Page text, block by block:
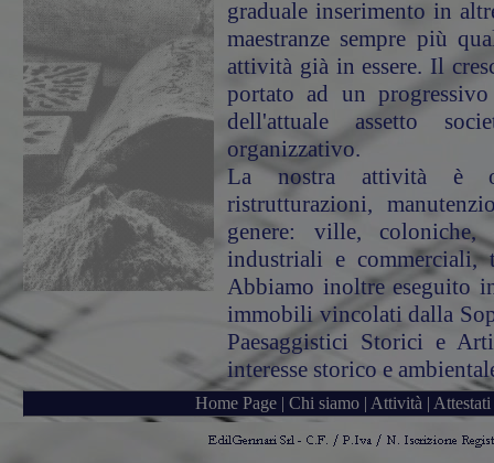
graduale inserimento in
maestranze sempre più
attività già in essere. Il
portato ad un
dell'attuale assetto
organizzativo.
La nostra attività è
ristrutturazioni,
genere: ville,
industriali e
Abbiamo inoltre eseguito
immobili vincolati dalla
Paesaggistici Storici e
interesse storico e
Home Page| Chi siamo| Attività | Attestati